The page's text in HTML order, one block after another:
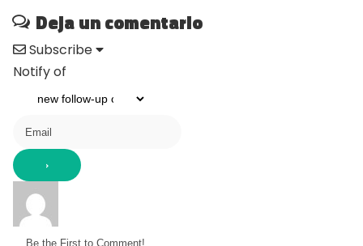
Deja un comentario
Subscribe
Notify of